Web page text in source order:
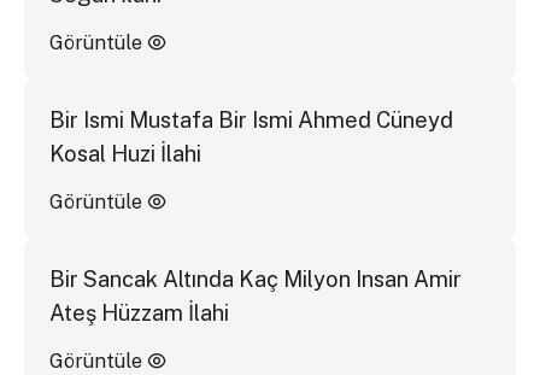
Görüntüle
Bir Ismi Mustafa Bir Ismi Ahmed Cüneyd
Kosal Huzi İlahi
Görüntüle
Bir Sancak Altında Kaç Milyon Insan Amir
Ateş Hüzzam İlahi
Görüntüle